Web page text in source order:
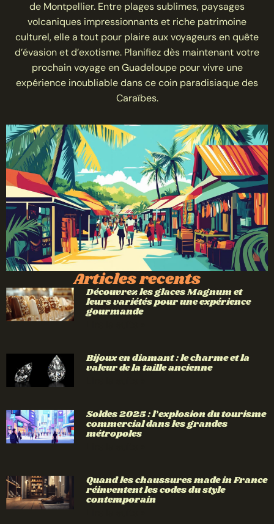
de Montpellier. Entre plages sublimes, paysages
volcaniques impressionnants et riche patrimoine
culturel, elle a tout pour plaire aux voyageurs en quête
d’évasion et d’exotisme. Planifiez dès maintenant votre
prochain voyage en Guadeloupe pour vivre une
expérience inoubliable dans ce coin paradisiaque des
Caraïbes.
Articles recents
Découvrez les glaces Magnum et
leurs variétés pour une expérience
gourmande
Bijoux en diamant : le charme et la
valeur de la taille ancienne
Soldes 2025 : l’explosion du tourisme
commercial dans les grandes
métropoles
Quand les chaussures made in France
réinventent les codes du style
contemporain